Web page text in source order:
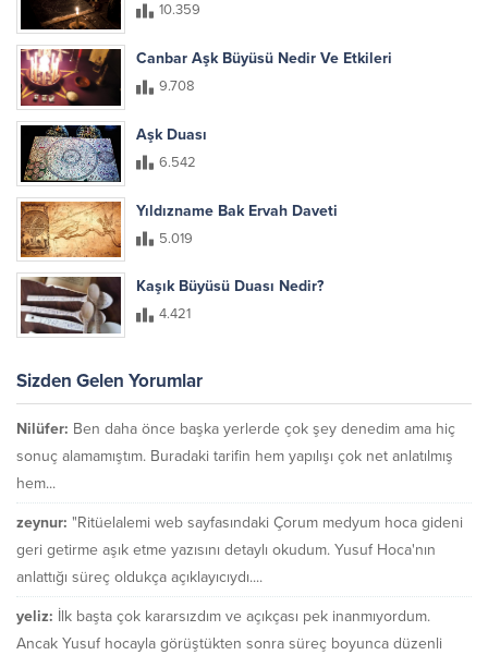
10.359
Canbar Aşk Büyüsü Nedir Ve Etkileri
9.708
Aşk Duası
6.542
Yıldızname Bak Ervah Daveti
5.019
Kaşık Büyüsü Duası Nedir?
4.421
Sizden Gelen Yorumlar
Nilüfer: Ben daha önce başka yerlerde çok şey denedim ama hiç
sonuç alamamıştım. Buradaki tarifin hem yapılışı çok net anlatılmış
hem...
zeynur: "Ritüelalemi web sayfasındaki Çorum medyum hoca gideni
geri getirme aşık etme yazısını detaylı okudum. Yusuf Hoca'nın
anlattığı süreç oldukça açıklayıcıydı....
yeliz: İlk başta çok kararsızdım ve açıkçası pek inanmıyordum.
Ancak Yusuf hocayla görüştükten sonra süreç boyunca düzenli